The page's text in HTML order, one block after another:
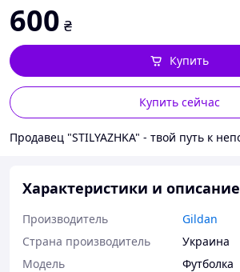
600 ₴
Купить сейчас
Купить
Характеристики и описание
Производитель
Gildan
Страна производитель
Украина
Мoдель
Футболка